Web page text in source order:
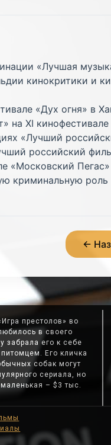
«Лучшая
кинокритики и
«Дух огня» в
XI
«Лучший
российский
«Московский
криминальную
←
престолов» во
в своего
забрала его к себе
Его кличка
собак могут
сериала, но
– $3 тыс.